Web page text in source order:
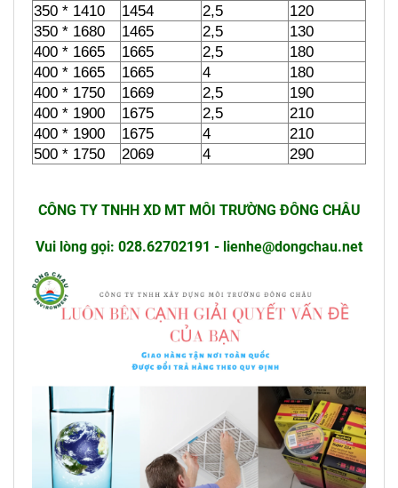
350 * 1410
1454 2,5
120
350 * 1680
1465 2,5
130
400 * 1665
1665 2,5
180
400 * 1665
1665 4
180
400 * 1750
1669 2,5
190
400 * 1900
1675 2,5
210
400 * 1900
1675 4
210
500 * 1750
2069 4 290
CÔNG TY TNHH XD MT MÔI TRƯỜNG ĐÔNG CHÂU
Vui lòng gọi: 028.62702191 - lienhe@dongchau.net